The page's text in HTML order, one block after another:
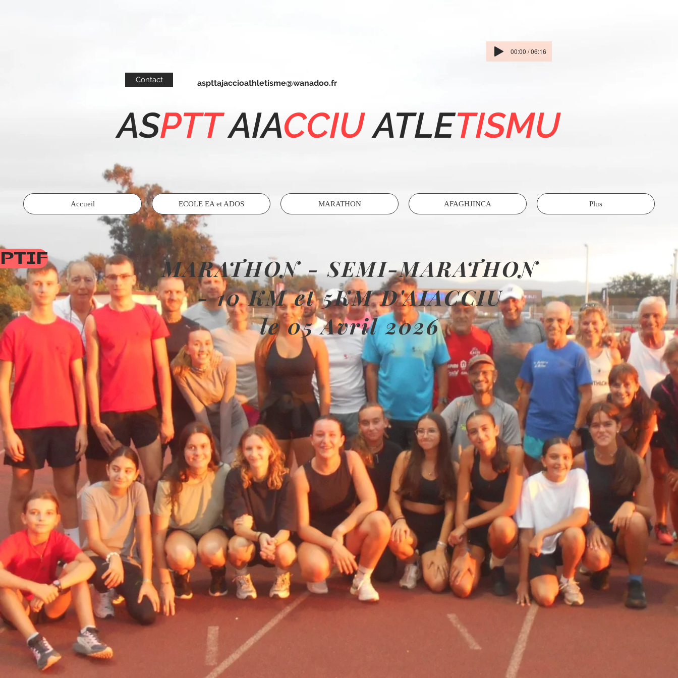
Contact aspttajaccioathletisme@wanadoo.fr
00:00 / 06:16
ASPTTAIACCIUATLETISMU
Accueil ECOLE EA et ADOS MARATHON AFAGHJINCA Plus
MARATHON - SEMI-MARATHON
- 10 KM et 5KM D'AIACCIU
le 05 Avril 2026